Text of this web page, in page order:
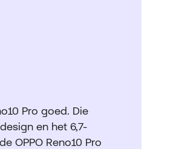
Pro goed. Die
en het 6,7-
OPPO Reno10 Pro